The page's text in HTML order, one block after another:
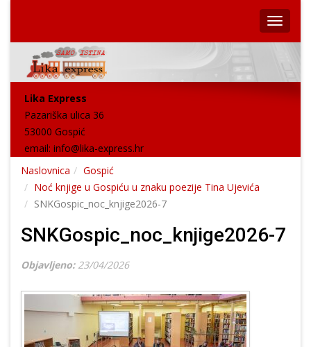
Lika Express
Pazariška ulica 36
53000 Gospić
email: info@lika-express.hr
Naslovnica
Gospić
Noć knjige u Gospiću u znaku poezije Tina Ujevića
SNKGospic_noc_knjige2026-7
SNKGospic_noc_knjige2026-7
Objavljeno: 23/04/2026